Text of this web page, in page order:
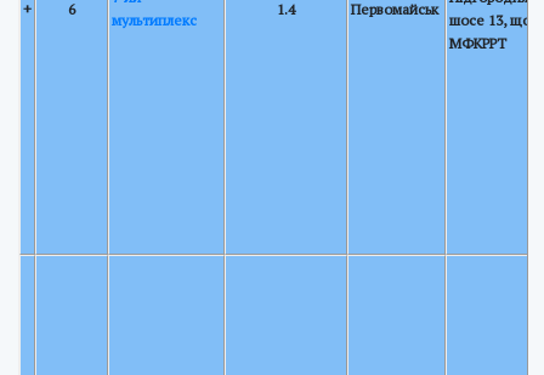
+ 6
мультиплекс
1.4 Первомайськ
шосе 13,
МФКРРТ